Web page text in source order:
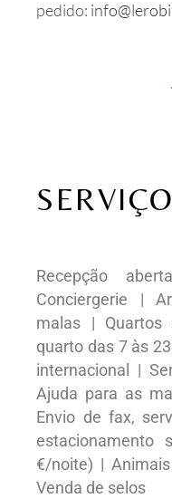
pedido:
Recepção
Conciergerie |
malas | Quartos
quarto das 7 às
internacional |
Ajuda para as
Envio de fax,
estacionamento
€/noite) |
Venda de selos